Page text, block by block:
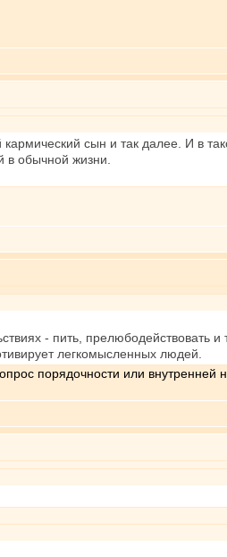
сын и так далее. И в
в обычной жизни.
- пить, прелюбодействовать
легкомысленных людей.
порядочности или внутренней